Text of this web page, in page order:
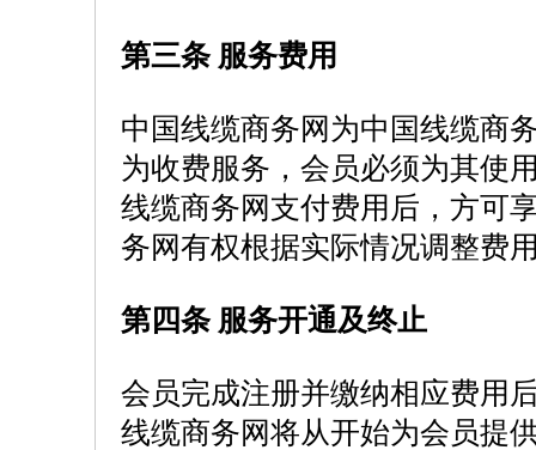
第三条 服务费用
中国线缆商务网为中国线缆商
为收费服务，会员必须为其使
线缆商务网支付费用后，方可
务网有权根据实际情况调整费
第四条 服务开通及终止
会员完成注册并缴纳相应费用
线缆商务网将从开始为会员提